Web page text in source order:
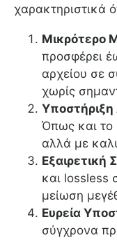
χαρακτηριστικά
Μικρότερο
προσφέρει
αρχείου σε
χωρίς
Όπως και το
αλλά με
Εξαιρετική
και lossless
μείωση
Ευρεία
σύγχρονα